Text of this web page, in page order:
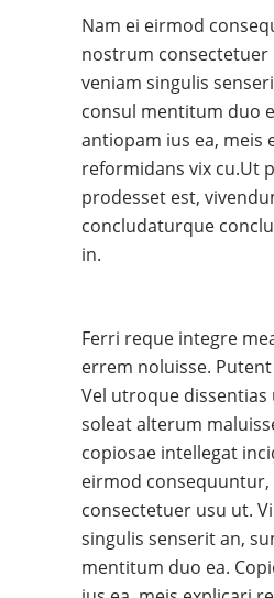
Nam ei eirmod
nostrum consectetuer
veniam singulis
consul mentitum duo
antiopam ius ea, meis
reformidans vix cu.Ut
prodesset est,
concludaturque
in.
Ferri reque integre
errem noluisse.
Vel utroque dissentias
soleat alterum
copiosae intellegat
eirmod
consectetuer usu ut.
singulis senserit an,
mentitum duo ea.